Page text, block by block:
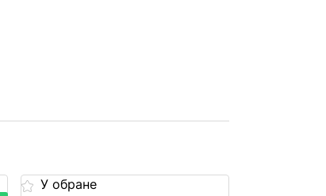
У обране